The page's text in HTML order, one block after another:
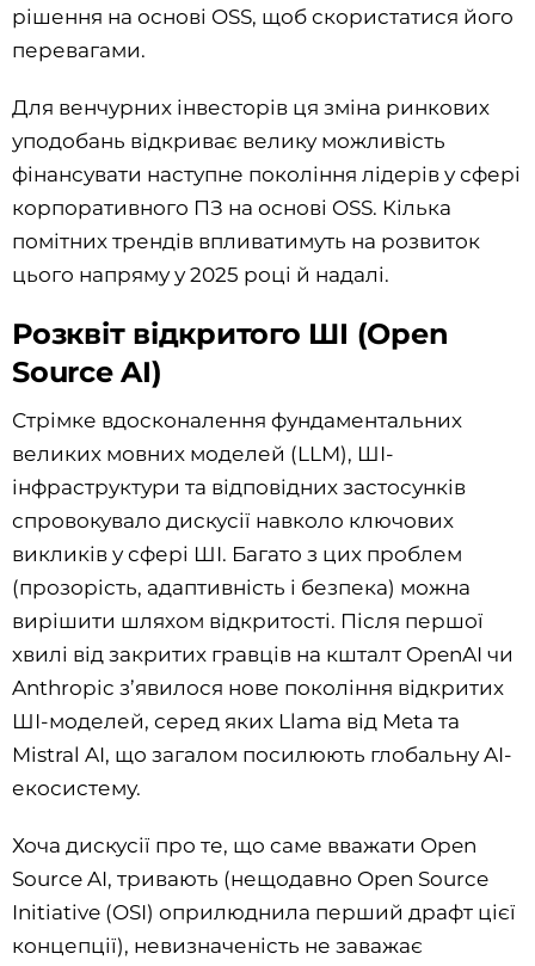
рішення на основі OSS, щоб скористатися його
перевагами.
Для венчурних інвесторів ця зміна ринкових
уподобань відкриває велику можливість
фінансувати наступне покоління лідерів у сфері
корпоративного ПЗ на основі OSS. Кілька
помітних трендів впливатимуть на розвиток
цього напряму у 2025 році й надалі.
Розквіт відкритого ШІ (Open
Source AI)
Стрімке вдосконалення фундаментальних
великих мовних моделей (LLM), ШІ-
інфраструктури та відповідних застосунків
спровокувало дискусії навколо ключових
викликів у сфері ШІ. Багато з цих проблем
(прозорість, адаптивність і безпека) можна
вирішити шляхом відкритості. Після першої
хвилі від закритих гравців на кшталт OpenAI чи
Anthropic з’явилося нове покоління відкритих
ШІ-моделей, серед яких Llama від Meta та
Mistral AI, що загалом посилюють глобальну AI-
екосистему.
Хоча дискусії про те, що саме вважати Open
Source AI, тривають (нещодавно Open Source
Initiative (OSI) оприлюднила перший драфт цієї
концепції), невизначеність не заважає